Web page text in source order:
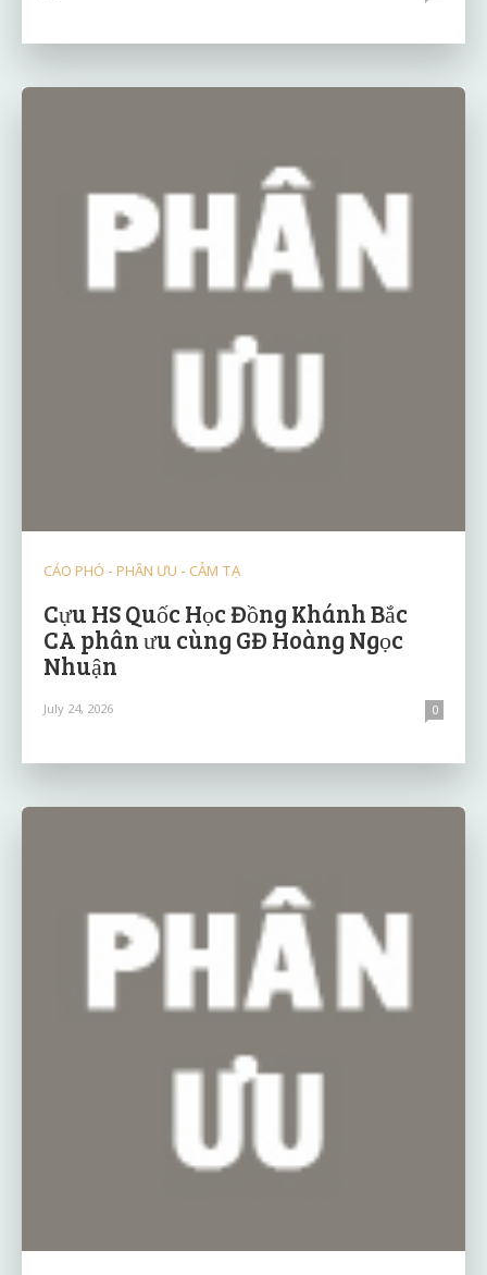
CÁO PHÓ - PHÂN ƯU - CẢM TẠ
Cựu HS Quốc Học Đồng Khánh Bắc
CA phân ưu cùng GĐ Hoàng Ngọc
Nhuận
July 24, 2026 0